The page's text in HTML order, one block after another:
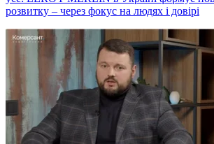
розвитку – через фокус на людях і довірі